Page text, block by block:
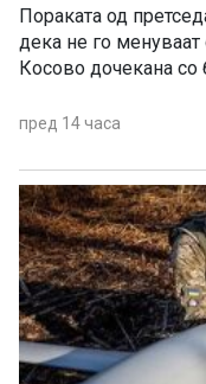
Пораката од
дека не го
Косово дочекана со
пред 14 часа